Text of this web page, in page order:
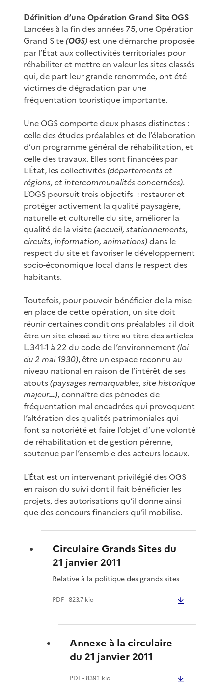
Définition d’une Opération Grand Site OGS
Lancées à la fin des années 75, une Opération
Grand Site(OGS)est une démarche proposée
par l’État aux collectivités territoriales pour
réhabiliter et mettre en valeur les sites classés
qui, de part leur grande renommée, ont été
victimes de dégradation par une
fréquentation touristique importante.
Une OGS comporte deux phases distinctes :
celle des études préalables et de l’élaboration
d’un programme général de réhabilitation, et
celle des travaux. Elles sont financées par
L’État, les collectivités(départements et
régions, et intercommunalités concernées).
L’OGS poursuit trois objectifs : restaurer et
protéger activement la qualité paysagère,
naturelle et culturelle du site, améliorer la
qualité de la visite(accueil, stationnements,
circuits, information, animations)dans le
respect du site et favoriser le développement
socio-économique local dans le respect des
habitants.
Toutefois, pour pouvoir bénéficier de la mise
en place de cette opération, un site doit
réunir certaines conditions préalables : il doit
être un site classé au titre au titre des articles
L.341-1 à 22 du code de l’environnement (loi
du 2 mai 1930), être un espace reconnu au
niveau national en raison de l’intérêt de ses
atouts(paysages remarquables, site historique
majeur…), connaître des périodes de
fréquentation mal encadrées qui provoquent
l’altération des qualités patrimoniales qui
font sa notoriété et faire l’objet d’une volonté
de réhabilitation et de gestion pérenne,
soutenue par l’ensemble des acteurs locaux.
L’État est un intervenant privilégié des OGS
en raison du suivi dont il fait bénéficier les
projets, des autorisations qu’il donne ainsi
que des concours financiers qu’il mobilise.
Circulaire Grands Sites du
21 janvier 2011
PDF- 823.7 kio
Relative à la politique des grands sites
Annexe à la circulaire
du 21 janvier 2011
PDF- 839.1 kio